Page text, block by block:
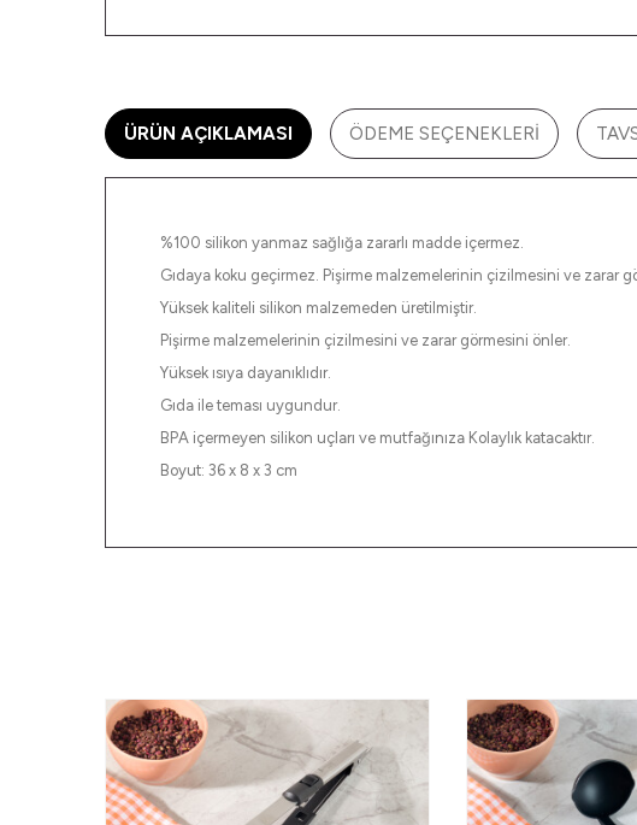
ÜRÜN AÇIKLAMASI ÖDEME SEÇENEKLERI
%100 silikon yanmaz sağlığa zararlı madde içermez.
Gıdaya koku geçirmez. Pişirme malzemelerinin çizilmesini ve zarar
Yüksek kaliteli silikon malzemeden üretilmiştir.
Pişirme malzemelerinin çizilmesini ve zarar görmesini önler.
Yüksek ısıya dayanıklıdır.
Gıda ile teması uygundur.
BPA içermeyen silikon uçları ve mutfağınıza Kolaylık katacaktır.
Boyut: 36 x 8 x 3 cm